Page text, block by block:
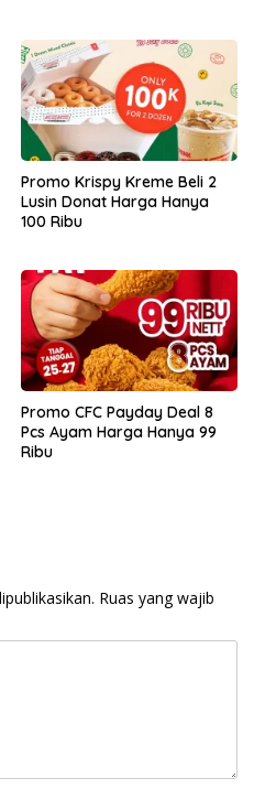
Promo Krispy Kreme Beli 2
Lusin Donat Harga Hanya
100 Ribu
Promo CFC Payday Deal 8
Pcs Ayam Harga Hanya 99
Ribu
Ruas yang wajib